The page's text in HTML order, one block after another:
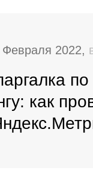
Февраля 2022,
по
как